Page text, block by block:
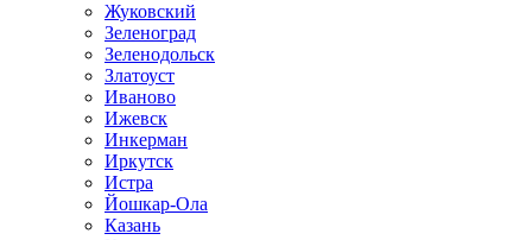
Жуковский
Зеленоград
Зеленодольск
Златоуст
Иваново
Ижевск
Инкерман
Иркутск
Истра
Йошкар-Ола
Казань